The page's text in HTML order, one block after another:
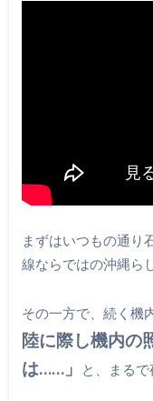
まずはいつもの通り
線ならではの沖縄ら
その一方で、続く機
陸に際し機内の
は……」
と、まるで